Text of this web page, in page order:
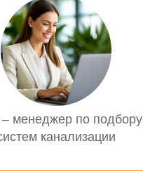
менеджер по подбору
канализации